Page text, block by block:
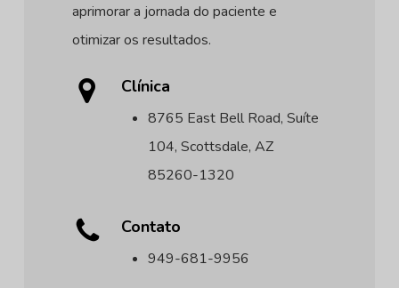
aprimorar a jornada do paciente e
otimizar os resultados.
Clínica
8765 East Bell Road, Suíte
104, Scottsdale, AZ
85260-1320
Contato
949-681-9956